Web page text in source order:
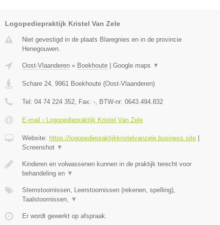
Logopediepraktijk Kristel Van Zele
Niet gevestigd in de plaats Blaregnies en in de provincie
Henegouwen.
Oost-Vlaanderen » Boekhoute | Google maps ▼
Schare 24 9961 Boekhoute (Oost-Vlaanderen)
Tel: 04 74 224 352 , Fax: - , BTW-nr: 0643.494.832
E-mail › Logopediepraktijk Kristel Van Zele
Website: https://logopediepraktijkkristelvanzele.business.site |
Screenshot ▼
Kinderen en volwassenen kunnen in de praktijk terecht voor
behandeling en ▼
Stemstoornissen, Leerstoornissen (rekenen, spelling),
Taalstoornissen,
▼
Er wordt gewerkt op afspraak.